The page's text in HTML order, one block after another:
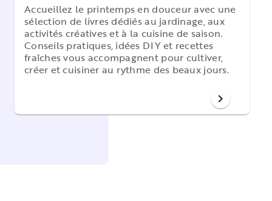
Accueillez le printemps en douceur avec une
sélection de livres dédiés au jardinage, aux
activités créatives et à la cuisine de saison.
Conseils pratiques, idées DIY et recettes
fraîches vous accompagnent pour cultiver,
créer et cuisiner au rythme des beaux jours.
chevron_right